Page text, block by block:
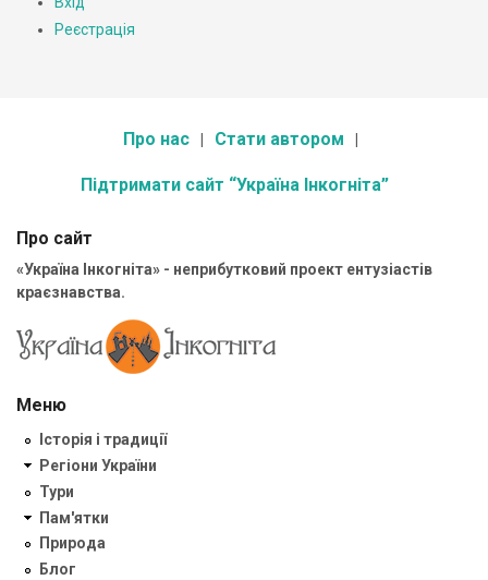
Реєстрація
Про нас Стати автором
Підтримати сайт “Україна Інкогніта”
Про сайт
«Україна Інкогніта» - неприбутковий проект ентузіастів
краєзнавства.
Меню
Історія і традиції
Регіони України
Тури
Пам'ятки
Природа
Блог